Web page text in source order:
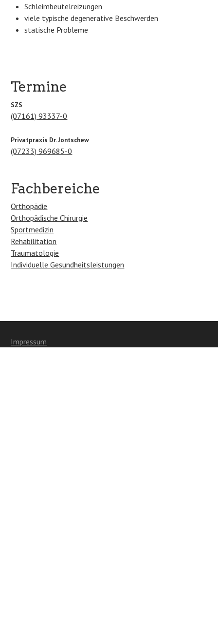
Schleimbeutelreizungen
viele typische degenerative Beschwerden
statische Probleme
Termine
SZS
(07161) 93337-0
Privatpraxis Dr. Jontschew
(07233) 969685-0
Fachbereiche
Orthopädie
Orthopädische Chirurgie
Sportmedizin
Rehabilitation
Traumatologie
Individuelle Gesundheitsleistungen
Impressum